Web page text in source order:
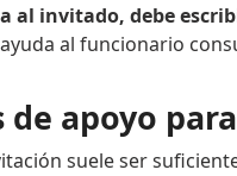
al invitado, debe
al funcionario
de apoyo
suele ser